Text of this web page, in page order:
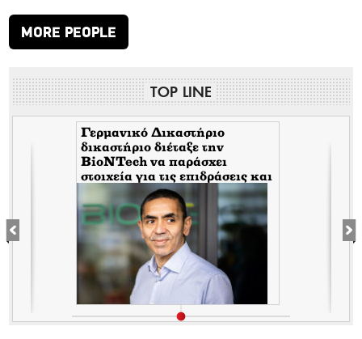
MORE PEOPLE
TOP LINE
Γερμανικό Δικαστήριο
δικαστήριο διέταξε την
BioNTech να παράσχει
στοιχεία για τις επιδράσεις και
τις παρενέργειες των παρτίδων
FE6975 και 1D020A